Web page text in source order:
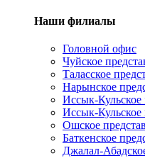
Наши филиалы
Головной офис
Чуйское
Таласское
Нарынское
Иссык-Кульское
Иссык-Кульское
Ошское
Баткенское
Джалал-